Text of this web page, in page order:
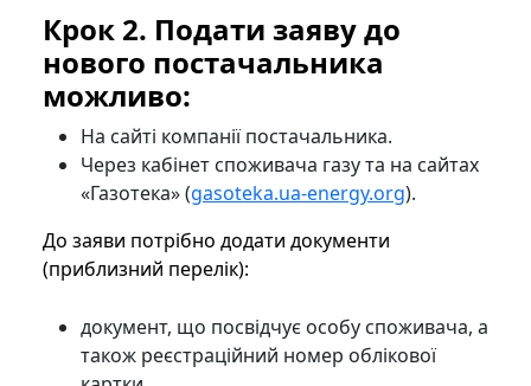
Крок 2. Подати заяву до
нового постачальника
можливо:
На сайті компанії постачальника.
Через кабінет споживача газу та на сайтах
«Газотека» (gasoteka.ua-energy.org).
До заяви потрібно додати документи
(приблизний перелік):
документ, що посвідчує особу споживача, а
також реєстраційний номер облікової